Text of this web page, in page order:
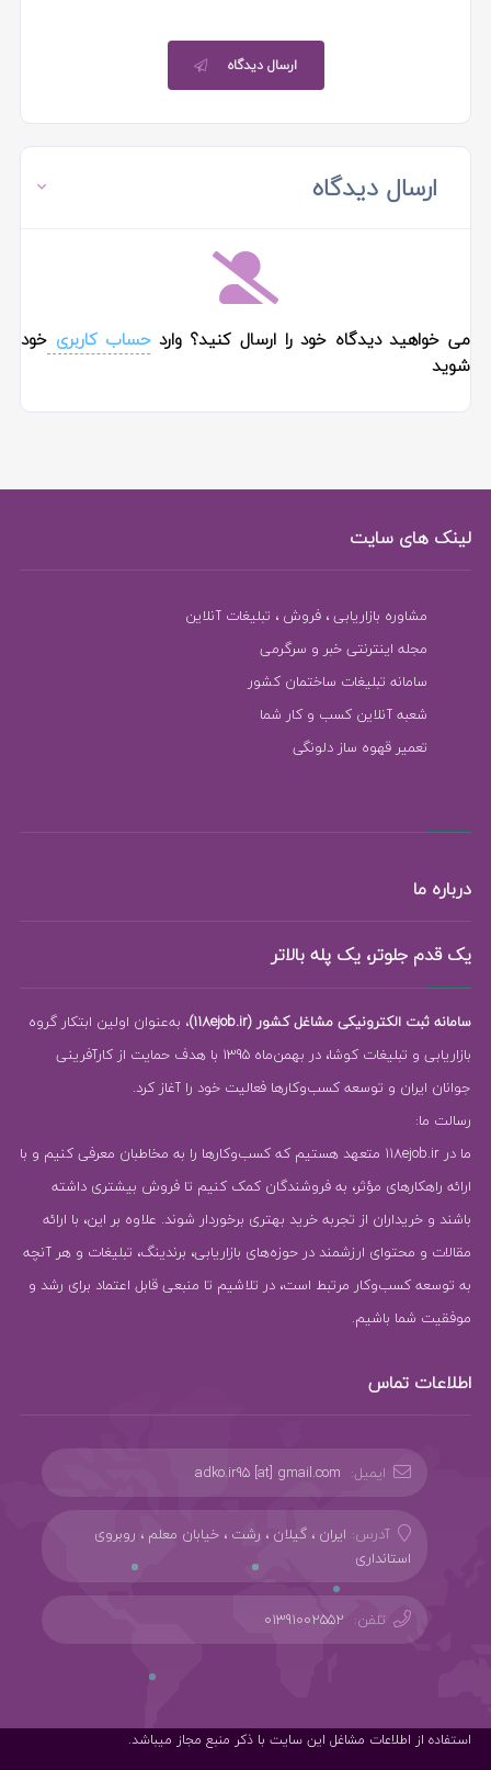
ارسال دیدگاه
ارسال دیدگاه
می خواهید دیدگاه خود را ارسال کنید؟ واردحساب کاربریخود
شوید
لینک های سایت
مشاوره بازاریابی ، فروش ، تبلیغات آنلاین
مجله اینترنتی خبر و سرگرمی
سامانه تبلیغات ساختمان کشور
شعبه آنلاین کسب و کار شما
تعمیر قهوه ساز دلونگی
درباره ما
یک قدم جلوتر، یک پله بالاتر
سامانه ثبت الکترونیکی مشاغل کشور (118ejob.ir)
، به‌عنوان اولین ابتکار گروه
بازاریابی و تبلیغات کوشا، در بهمن‌ماه 1395 با هدف حمایت از کارآفرینی
جوانان ایران و توسعه کسب‌وکارها فعالیت خود را آغاز کرد.
رسالت ما:
ما در 118ejob.ir متعهد هستیم که کسب‌وکارها را به مخاطبان معرفی کنیم و با
ارائه راهکارهای مؤثر، به فروشندگان کمک کنیم تا فروش بیشتری داشته
باشند و خریداران از تجربه خرید بهتری برخوردار شوند. علاوه بر این، با ارائه
مقالات و محتوای ارزشمند در حوزه‌های بازاریابی، برندینگ، تبلیغات و هر آنچه
به توسعه کسب‌وکار مرتبط است، در تلاشیم تا منبعی قابل اعتماد برای رشد و
موفقیت شما باشیم.
اطلاعات تماس
ایمیل: adko.ir95 [at] gmail.com
آدرس: ایران ، گیلان ، رشت ، خیابان معلم ، روبروی
استانداری
تلفن: 01391002552
استفاده از اطلاعات مشاغل این سایت با ذکر منبع مجاز میباشد.